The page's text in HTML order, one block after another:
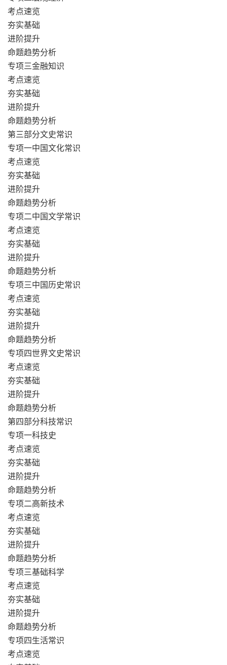
考点速览
夯实基础
进阶提升
命题趋势分析
专项三金融知识
考点速览
夯实基础
进阶提升
命题趋势分析
第三部分文史常识
专项一中国文化常识
考点速览
夯实基础
进阶提升
命题趋势分析
专项二中国文学常识
考点速览
夯实基础
进阶提升
命题趋势分析
专项三中国历史常识
考点速览
夯实基础
进阶提升
命题趋势分析
专项四世界文史常识
考点速览
夯实基础
进阶提升
命题趋势分析
第四部分科技常识
专项一科技史
考点速览
夯实基础
进阶提升
命题趋势分析
专项二高新技术
考点速览
夯实基础
进阶提升
命题趋势分析
专项三基础科学
考点速览
夯实基础
进阶提升
命题趋势分析
专项四生活常识
考点速览